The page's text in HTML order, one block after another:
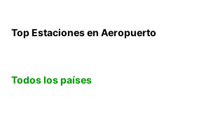
Top Estaciones en Aeropuerto
Todos los países